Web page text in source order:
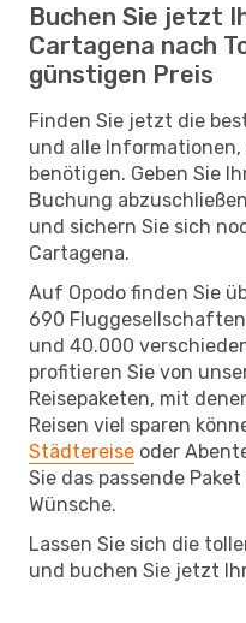
Buchen Sie jetzt
Cartagena nach
günstigen Preis
Finden Sie jetzt die
und alle Informationen,
benötigen. Geben Sie
Buchung
und sichern Sie sich
Cartagena.
Auf Opodo finden Sie
690
und 40.000
profitieren Sie von
Reisepaketen, mit
Reisen viel sparen
Städtereise oder
Sie das passende
Wünsche.
Lassen Sie sich die
und buchen Sie jetzt